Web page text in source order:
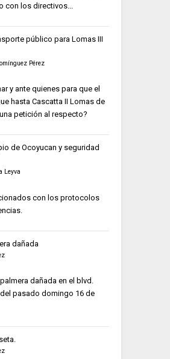
con los directivos...
público para Lomas III
Pérez
y ante quienes para que el
hasta Cascatta II Lomas de
petición al respecto?
de Ocoyucan y seguridad
Leyva
con los protocolos
dañada
dañada en el blvd.
pasado domingo 16 de